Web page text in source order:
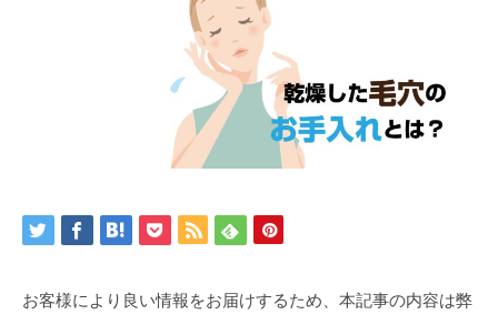
お客様により良い情報をお届けするため、本記事の内容は弊